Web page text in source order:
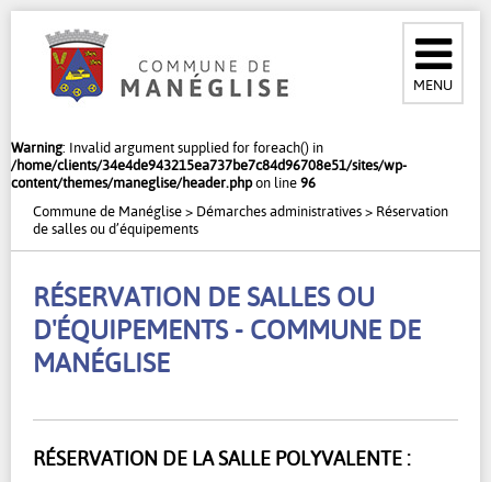
MENU
Warning: Invalid argument supplied for foreach() in
/home/clients/34e4de943215ea737be7c84d96708e51/sites/wp-
content/themes/maneglise/header.phpon line96
Commune de Manéglise> Démarches administratives> Réservation
de salles ou d’équipements
RÉSERVATION DE SALLES OU
D'ÉQUIPEMENTS - COMMUNE DE
MANÉGLISE
RÉSERVATION DE LA SALLE POLYVALENTE :